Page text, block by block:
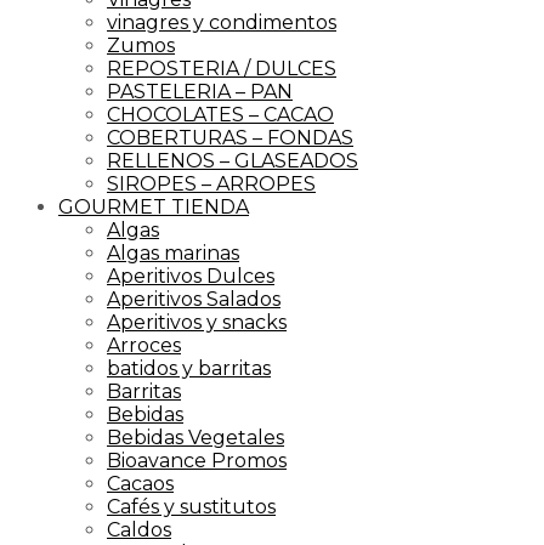
vinagres y condimentos
Zumos
REPOSTERIA / DULCES
PASTELERIA – PAN
CHOCOLATES – CACAO
COBERTURAS – FONDAS
RELLENOS – GLASEADOS
SIROPES – ARROPES
GOURMET TIENDA
Algas
Algas marinas
Aperitivos Dulces
Aperitivos Salados
Aperitivos y snacks
Arroces
batidos y barritas
Barritas
Bebidas
Bebidas Vegetales
Bioavance Promos
Cacaos
Cafés y sustitutos
Caldos